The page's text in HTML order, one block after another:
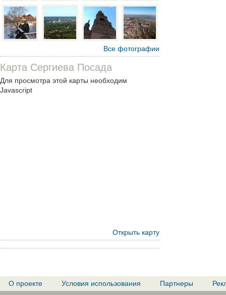
Все фотографии
Карта Сергиева Посада
Для просмотра этой карты необходим
Javascript
Открыть карту
О проекте Условия использования Партнеры